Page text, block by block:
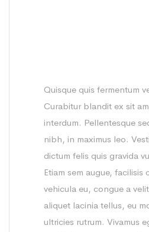
Quisque quis fermentum
Curabitur blandit ex sit
interdum. Pellentesque
nibh, in maximus leo.
dictum felis quis gravida
Etiam sem augue, facilisis
vehicula eu, congue a
aliquet lacinia tellus, eu
ultricies rutrum. Vivamus